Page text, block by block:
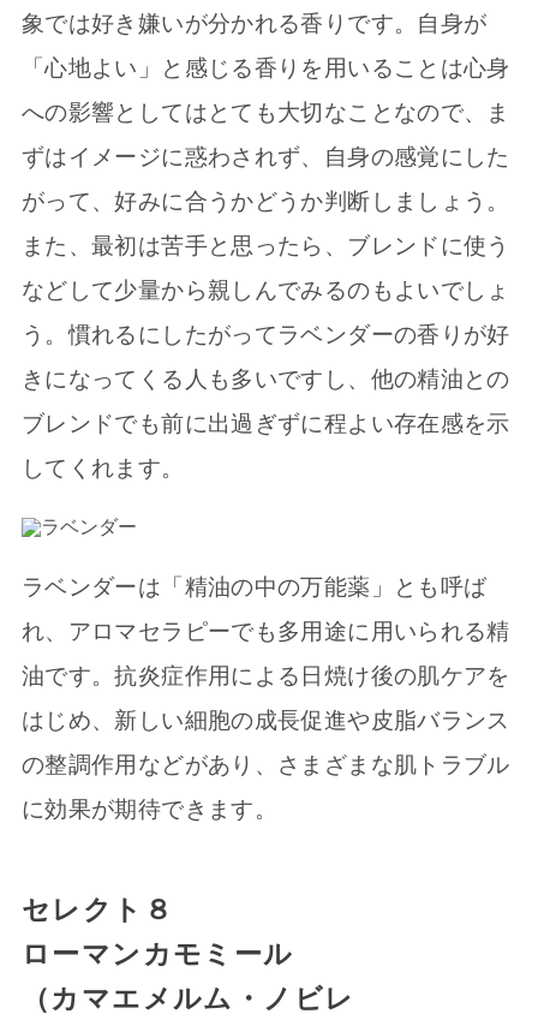
象では好き嫌いが分かれる香りです。自身が
「心地よい」と感じる香りを用いることは心身
への影響としてはとても大切なことなので、ま
ずはイメージに惑わされず、自身の感覚にした
がって、好みに合うかどうか判断しましょう。
また、最初は苦手と思ったら、ブレンドに使う
などして少量から親しんでみるのもよいでしょ
う。慣れるにしたがってラベンダーの香りが好
きになってくる人も多いですし、他の精油との
ブレンドでも前に出過ぎずに程よい存在感を示
してくれます。
ラベンダーは「精油の中の万能薬」とも呼ば
れ、アロマセラピーでも多用途に用いられる精
油です。抗炎症作用による日焼け後の肌ケアを
はじめ、新しい細胞の成長促進や皮脂バランス
の整調作用などがあり、さまざまな肌トラブル
に効果が期待できます。
セレクト８
ローマンカモミール
（カマエメルム・ノビレ